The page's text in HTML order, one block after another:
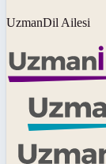
UzmanDil Ailesi